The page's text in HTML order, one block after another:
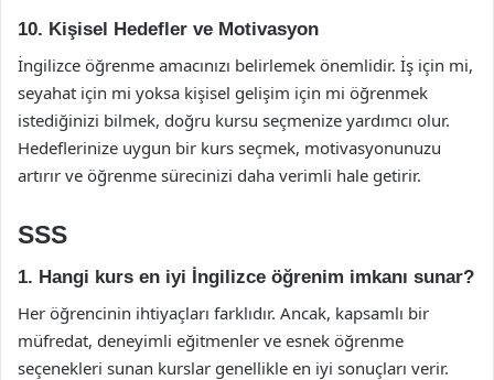
10. Kişisel Hedefler ve Motivasyon
İngilizce öğrenme amacınızı belirlemek önemlidir. İş için mi,
seyahat için mi yoksa kişisel gelişim için mi öğrenmek
istediğinizi bilmek, doğru kursu seçmenize yardımcı olur.
Hedeflerinize uygun bir kurs seçmek, motivasyonunuzu
artırır ve öğrenme sürecinizi daha verimli hale getirir.
SSS
1. Hangi kurs en iyi İngilizce öğrenim imkanı sunar?
Her öğrencinin ihtiyaçları farklıdır. Ancak, kapsamlı bir
müfredat, deneyimli eğitmenler ve esnek öğrenme
seçenekleri sunan kurslar genellikle en iyi sonuçları verir.